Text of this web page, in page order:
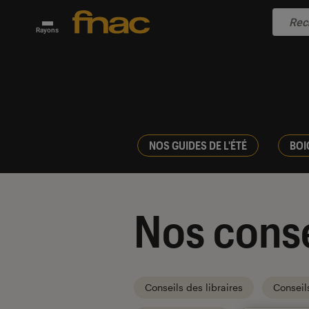
Rayons
NOS GUIDES DE L'ÉTÉ
Nos
Conseils des libraires